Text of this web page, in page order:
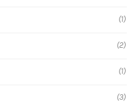
(1)
(2)
(1)
(3)